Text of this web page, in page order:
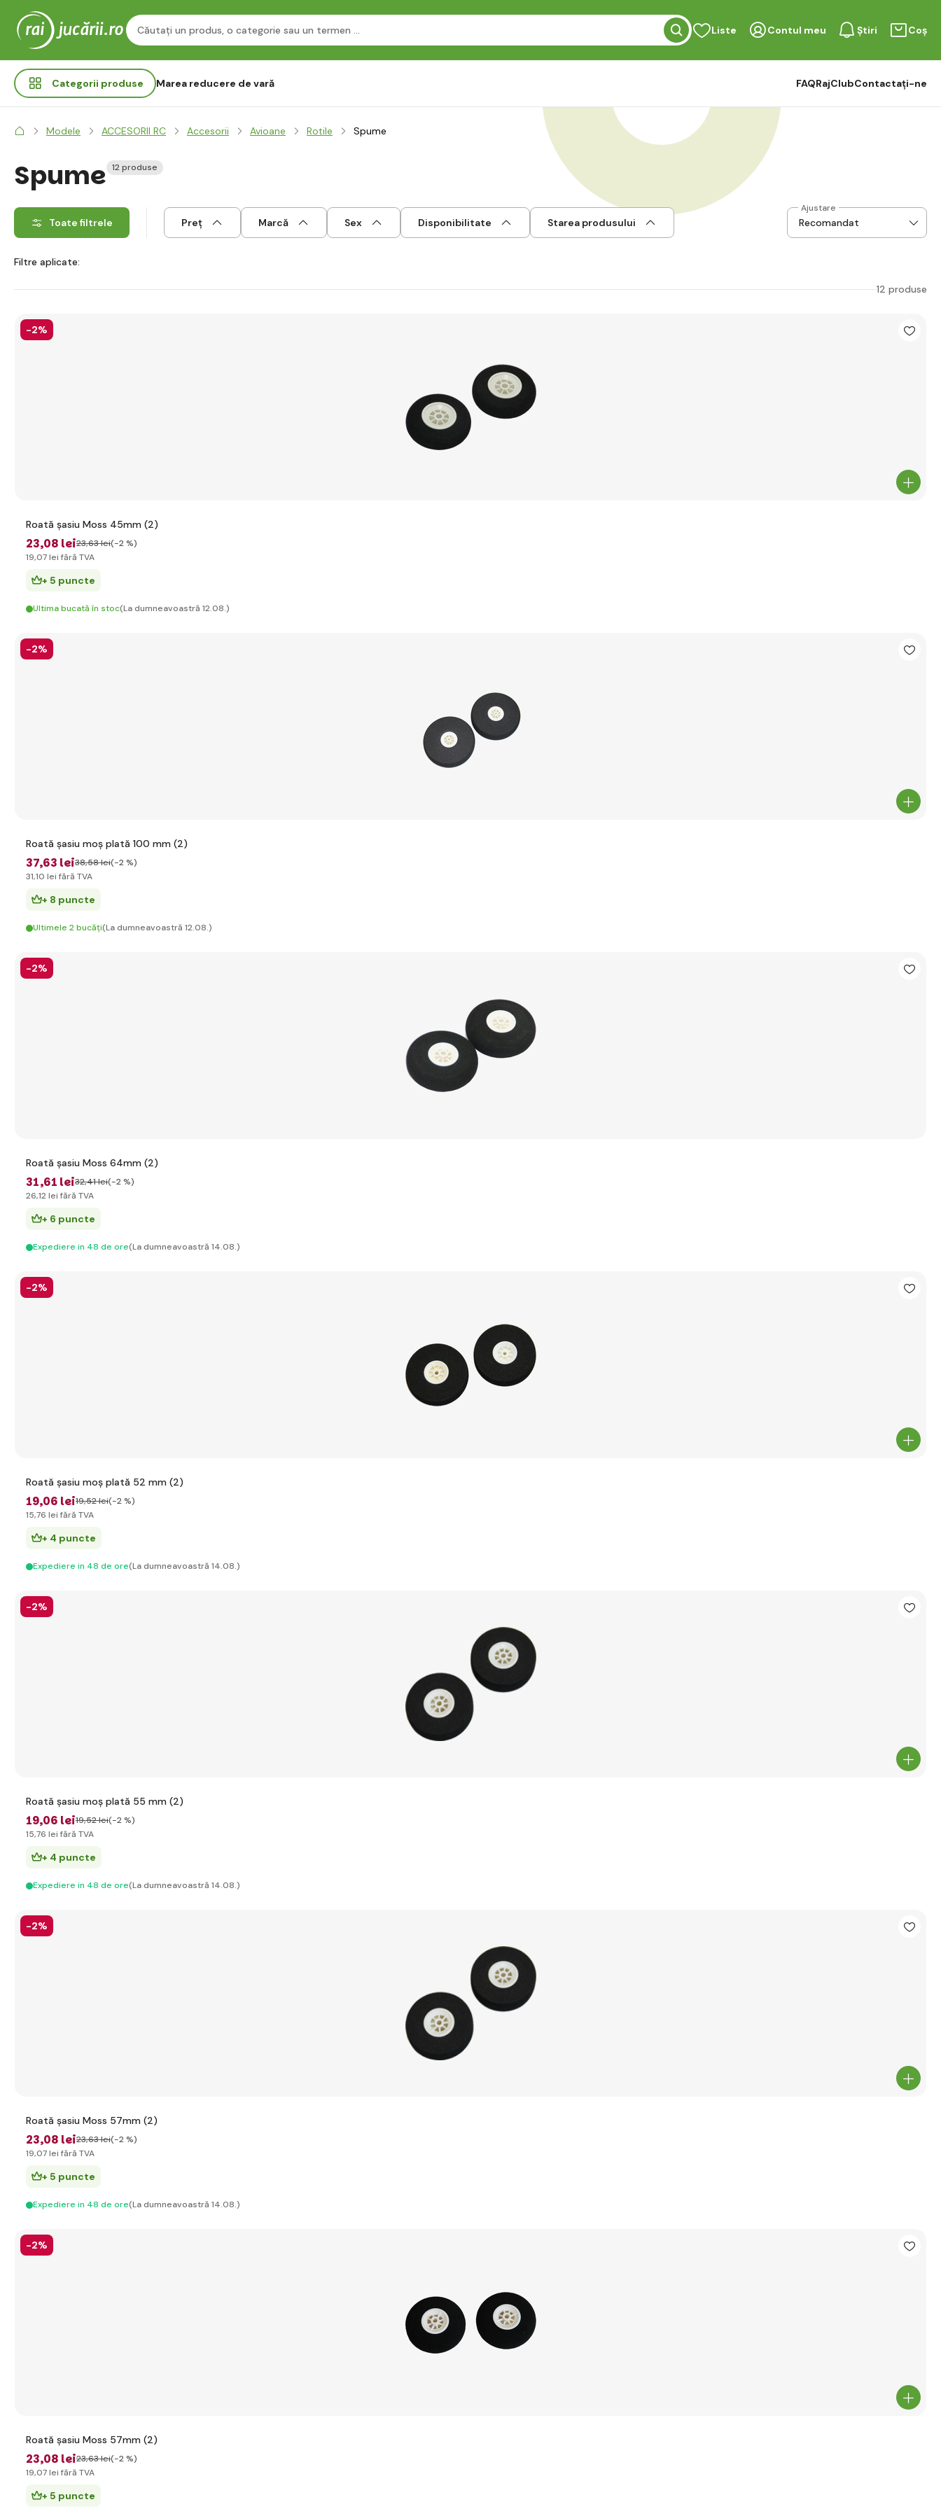
Liste Contul meu Știri Coș
Categorii produse Marea reducere de vară FAQRajClubContactați-ne
Modele ACCESORII RC Accesorii Avioane Rotile Spume
Spume 12 produse
Toate filtrele Preț Marcă Sex Disponibilitate Starea produsului
Ajustare
Filtre aplicate:
12 produse
-2%
Roată șasiu Moss 45mm (2)
23,08 lei23,63 lei(-2 %)
19,07 lei fără TVA
+ 5 puncte
Ultima bucată în stoc(La dumneavoastră 12.08.)
-2%
Roată șasiu moș plată 100 mm (2)
37,63 lei38,58 lei(-2 %)
31,10 lei fără TVA
+ 8 puncte
Ultimele 2 bucăți(La dumneavoastră 12.08.)
-2%
Roată șasiu Moss 64mm (2)
31,61 lei32,41 lei(-2 %)
26,12 lei fără TVA
+ 6 puncte
Expediere in 48 de ore(La dumneavoastră 14.08.)
-2%
Roată șasiu moș plată 52 mm (2)
19,06 lei19,52 lei(-2 %)
15,76 lei fără TVA
+ 4 puncte
Expediere in 48 de ore(La dumneavoastră 14.08.)
-2%
Roată șasiu moș plată 55 mm (2)
19,06 lei19,52 lei(-2 %)
15,76 lei fără TVA
+ 4 puncte
Expediere in 48 de ore(La dumneavoastră 14.08.)
-2%
Roată șasiu Moss 57mm (2)
23,08 lei23,63 lei(-2 %)
19,07 lei fără TVA
+ 5 puncte
Expediere in 48 de ore(La dumneavoastră 14.08.)
-2%
Roată șasiu Moss 57mm (2)
23,08 lei23,63 lei(-2 %)
19,07 lei fără TVA
+ 5 puncte